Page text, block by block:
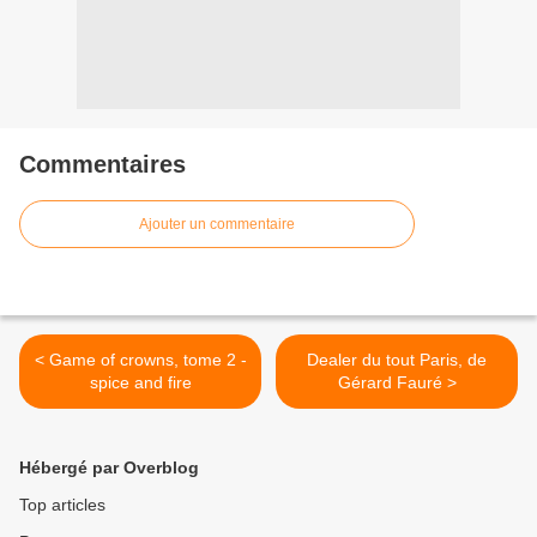
Commentaires
Ajouter un commentaire
< Game of crowns, tome 2 -
spice and fire
Dealer du tout Paris, de
Gérard Fauré >
Hébergé par Overblog
Top articles